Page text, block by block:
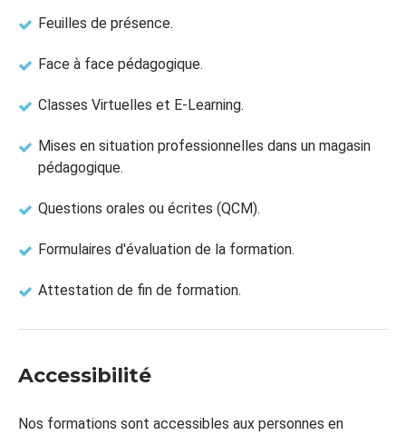
Feuilles de présence.
Face à face pédagogique.
Classes Virtuelles et E-Learning.
Mises en situation professionnelles dans un magasin
pédagogique.
Questions orales ou écrites (QCM).
Formulaires d'évaluation de la formation.
Attestation de fin de formation.
Accessibilité
Nos formations sont accessibles aux personnes en